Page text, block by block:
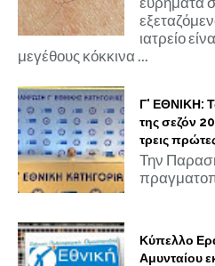
ιατρείο
μεγέθους κόκκινα ...
Γ' ΕΘΝΙΚΗ:
της σεζόν
τρεις
Την
Κύπελλο
Αμυνταίου